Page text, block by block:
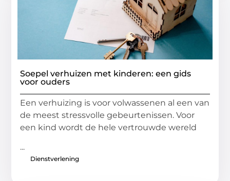
Soepel verhuizen met kinderen: een gids
voor ouders
Een verhuizing is voor volwassenen al een van
de meest stressvolle gebeurtenissen. Voor
een kind wordt de hele vertrouwde wereld
...
Dienstverlening